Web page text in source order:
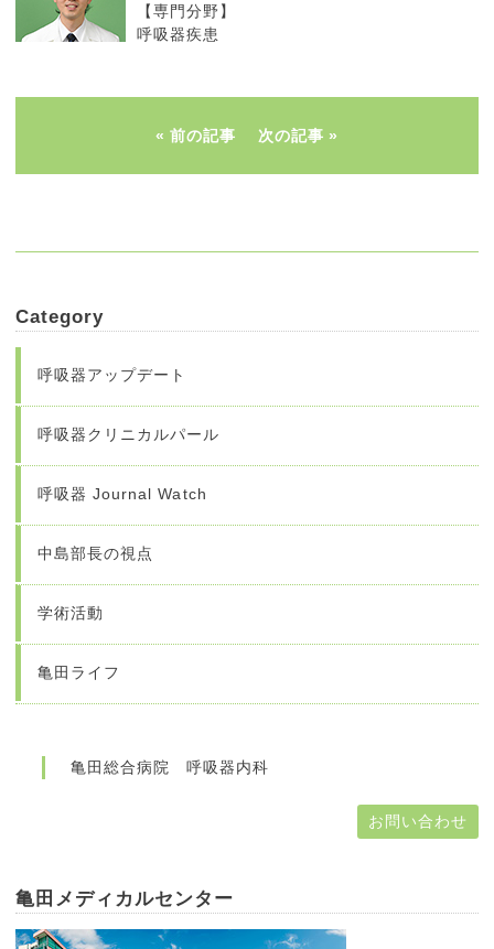
【専門分野】
呼吸器疾患
前の記事 次の記事
Category
呼吸器アップデート
呼吸器クリニカルパール
呼吸器 Journal Watch
中島部長の視点
学術活動
亀田ライフ
亀田総合病院 呼吸器内科
お問い合わせ
亀田メディカルセンター